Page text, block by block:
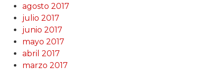
agosto 2017
julio 2017
junio 2017
mayo 2017
abril 2017
marzo 2017